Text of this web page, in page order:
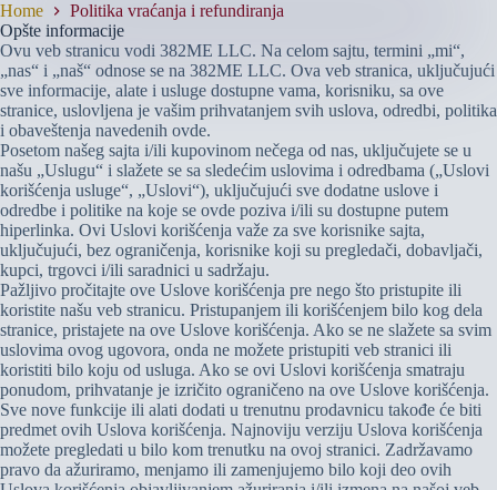
Home
Politika vraćanja i refundiranja
Opšte informacije
Ovu veb stranicu vodi 382ME LLC. Na celom sajtu, termini „mi“,
„nas“ i „naš“ odnose se na 382ME LLC. Ova veb stranica, uključujući
sve informacije, alate i usluge dostupne vama, korisniku, sa ove
stranice, uslovljena je vašim prihvatanjem svih uslova, odredbi, politika
i obaveštenja navedenih ovde.
Posetom našeg sajta i/ili kupovinom nečega od nas, uključujete se u
našu „Uslugu“ i slažete se sa sledećim uslovima i odredbama („Uslovi
korišćenja usluge“, „Uslovi“), uključujući sve dodatne uslove i
odredbe i politike na koje se ovde poziva i/ili su dostupne putem
hiperlinka. Ovi Uslovi korišćenja važe za sve korisnike sajta,
uključujući, bez ograničenja, korisnike koji su pregledači, dobavljači,
kupci, trgovci i/ili saradnici u sadržaju.
Pažljivo pročitajte ove Uslove korišćenja pre nego što pristupite ili
koristite našu veb stranicu. Pristupanjem ili korišćenjem bilo kog dela
stranice, pristajete na ove Uslove korišćenja. Ako se ne slažete sa svim
uslovima ovog ugovora, onda ne možete pristupiti veb stranici ili
koristiti bilo koju od usluga. Ako se ovi Uslovi korišćenja smatraju
ponudom, prihvatanje je izričito ograničeno na ove Uslove korišćenja.
Sve nove funkcije ili alati dodati u trenutnu prodavnicu takođe će biti
predmet ovih Uslova korišćenja. Najnoviju verziju Uslova korišćenja
možete pregledati u bilo kom trenutku na ovoj stranici. Zadržavamo
pravo da ažuriramo, menjamo ili zamenjujemo bilo koji deo ovih